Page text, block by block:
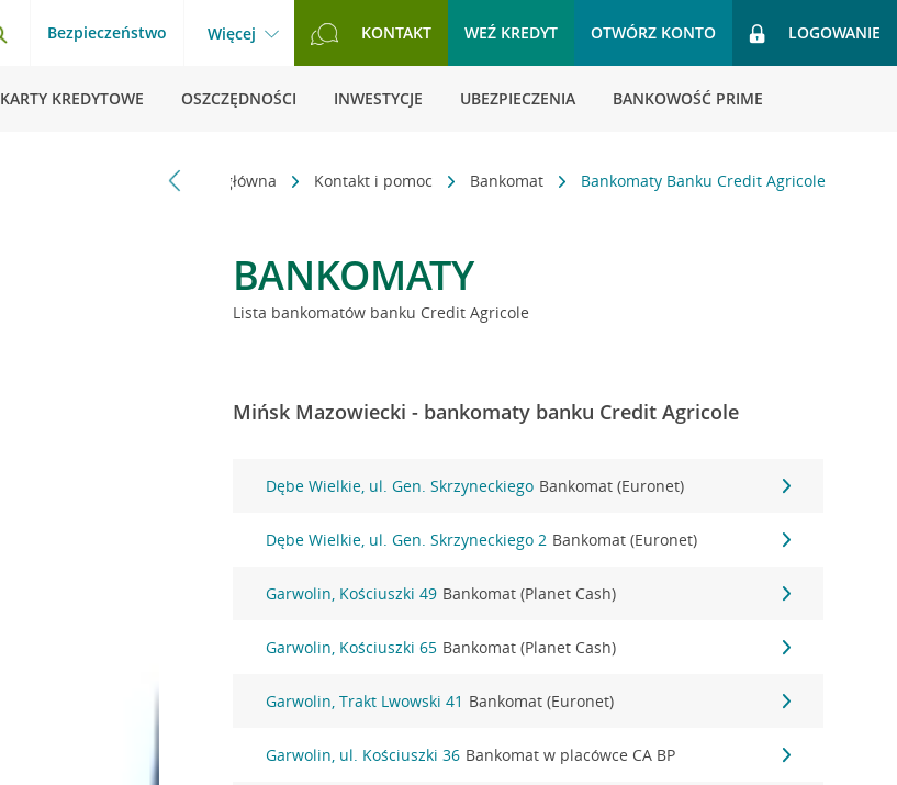
Bezpieczeństwo Więcej KONTAKT WEŹ KREDYT OTWÓRZ KONTO LOGOWANIE
KARTY KREDYTOWE OSZCZĘDNOŚCI INWESTYCJE UBEZPIECZENIA BANKOWOŚĆ PRIME
Strona główna Kontakt i pomoc Bankomat Bankomaty Banku Credit Agricole
BANKOMATY
Lista bankomatów banku Credit Agricole
Mińsk Mazowiecki - bankomaty banku Credit Agricole
Dębe Wielkie, ul. Gen. Skrzyneckiego Bankomat (Euronet)
Dębe Wielkie, ul. Gen. Skrzyneckiego 2 Bankomat (Euronet)
Garwolin, Kościuszki 49 Bankomat (Planet Cash)
Garwolin, Kościuszki 65 Bankomat (Planet Cash)
Garwolin, Trakt Lwowski 41 Bankomat (Euronet)
Garwolin, ul. Kościuszki 36 Bankomat w placówce CA BP